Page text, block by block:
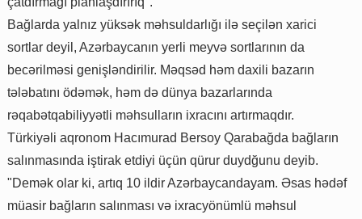
Bağlarda yalnız yüksək məhsuldarlığı ilə seçilən xarici
sortlar deyil, Azərbaycanın yerli meyvə sortlarının da
becərilməsi genişləndirilir. Məqsəd həm daxili bazarın
tələbatını ödəmək, həm də dünya bazarlarında
rəqabətqabiliyyətli məhsulların ixracını artırmaqdır.
Türkiyəli aqronom Hacımurad Bersoy Qarabağda bağların
salınmasında iştirak etdiyi üçün qürur duydğunu deyib.
"Demək olar ki, artıq 10 ildir Azərbaycandayam. Əsas hədəf
müasir bağların salınması və ixracyönümlü məhsul